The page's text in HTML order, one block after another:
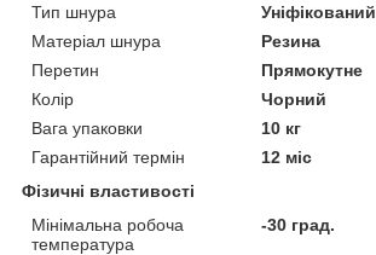
Тип шнура
Уніфікований
Матеріал шнура
Резина
Перетин
Прямокутне
Колір
Чорний
Вага упаковки
10 кг
Гарантійний термін
12 міс
Фізичні властивості
Мінімальна робоча
температура
-30 град.